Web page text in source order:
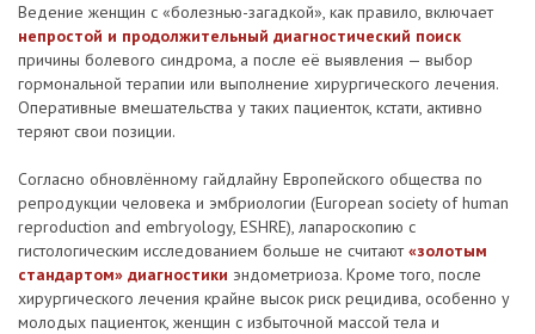
Ведение женщин с «болезнью-загадкой», как правило, включает
непростой и продолжительный диагностический поиск
причины болевого синдрома, а после её выявления — выбор
гормональной терапии или выполнение хирургического лечения.
Оперативные вмешательства у таких пациенток, кстати, активно
теряют свои позиции.
Согласно обновлённому гайдлайну Европейского общества по
репродукции человека и эмбриологии (European society of human
reproduction and embryology, ESHRE), лапароскопию с
гистологическим исследованием больше не считают«золотым
стандартом» диагностики эндометриоза. Кроме того, после
хирургического лечения крайне высок риск рецидива, особенно у
молодых пациенток, женщин с избыточной массой тела и